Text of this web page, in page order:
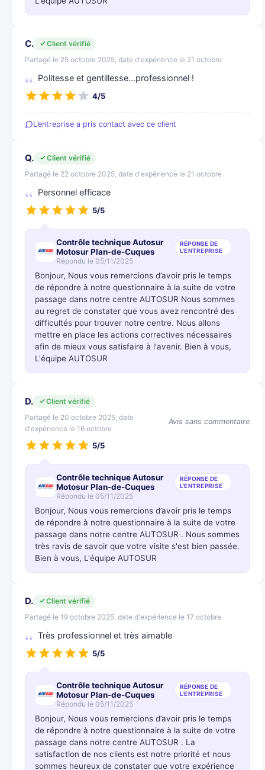
C.
Client vérifié
Partagé le 25 octobre 2025, date d'expérience le 21 octobre
Politesse et gentillesse...professionnel !
4/5
L’entreprise a pris contact avec ce client
Q.
Client vérifié
Partagé le 22 octobre 2025, date d'expérience le 21 octobre
Personnel efficace
5/5
Contrôle technique Autosur
Motosur Plan-de-Cuques
RÉPONSE DE
L'ENTREPRISE
Répondu le 05/11/2025
Bonjour, Nous vous remercions d’avoir pris le temps
de répondre à notre questionnaire à la suite de votre
passage dans notre centre AUTOSUR Nous sommes
au regret de constater que vous avez rencontré des
difficultés pour trouver notre centre. Nous allons
mettre en place les actions correctives nécessaires
afin de mieux vous satisfaire à l'avenir. Bien à vous,
L'équipe AUTOSUR
D.
Client vérifié
Partagé le 20 octobre 2025, date
d'expérience le 16 octobre
Avis sans commentaire
5/5
Contrôle technique Autosur
Motosur Plan-de-Cuques
RÉPONSE DE
L'ENTREPRISE
Répondu le 05/11/2025
Bonjour, Nous vous remercions d’avoir pris le temps
de répondre à notre questionnaire à la suite de votre
passage dans notre centre AUTOSUR . Nous sommes
très ravis de savoir que votre visite s'est bien passée.
Bien à vous, L'équipe AUTOSUR
D.
Client vérifié
Partagé le 19 octobre 2025, date d'expérience le 17 octobre
Très professionnel et très aimable
5/5
Contrôle technique Autosur
Motosur Plan-de-Cuques
RÉPONSE DE
L'ENTREPRISE
Répondu le 05/11/2025
Bonjour, Nous vous remercions d’avoir pris le temps
de répondre à notre questionnaire à la suite de votre
passage dans notre centre AUTOSUR . La
satisfaction de nos clients est notre priorité et nous
sommes heureux de constater que votre expérience